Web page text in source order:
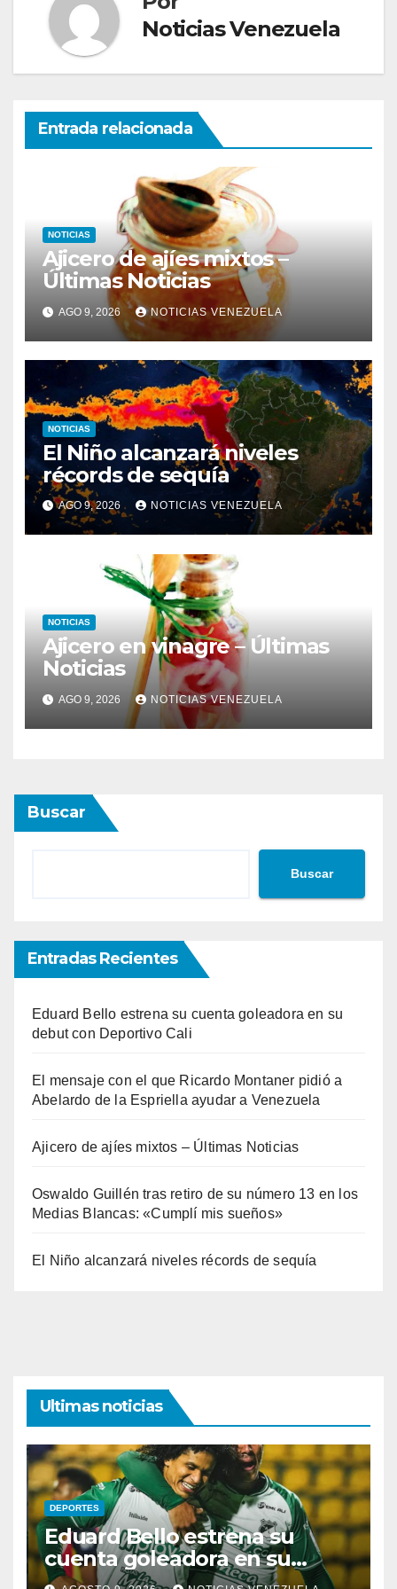
Noticias Venezuela
Entrada relacionada
NOTICIAS
Ajicero de ajíes mixtos –
Últimas Noticias
AGO 9, 2026 NOTICIAS VENEZUELA
NOTICIAS
El Niño alcanzará niveles
récords de sequía
AGO 9, 2026 NOTICIAS VENEZUELA
NOTICIAS
Ajicero en vinagre – Últimas
Noticias
AGO 9, 2026 NOTICIAS VENEZUELA
Buscar
Buscar
Entradas Recientes
Eduard Bello estrena su cuenta goleadora en su
debut con Deportivo Cali
El mensaje con el que Ricardo Montaner pidió a
Abelardo de la Espriella ayudar a Venezuela
Ajicero de ajíes mixtos – Últimas Noticias
Oswaldo Guillén tras retiro de su número 13 en los
Medias Blancas: «Cumplí mis sueños»
El Niño alcanzará niveles récords de sequía
Ultimas noticias
DEPORTES
Eduard Bello estrena su
cuenta goleadora en su
debut con Deportivo Cali